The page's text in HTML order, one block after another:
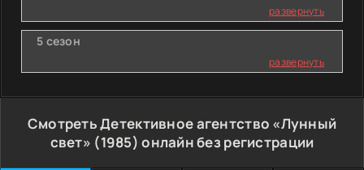
развернуть
5 сезон
развернуть
Смотреть Детективное агентство «Лунный
свет» (1985) онлайн без регистрации